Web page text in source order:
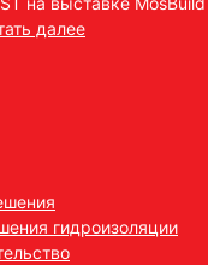
далее
гидроизоляции